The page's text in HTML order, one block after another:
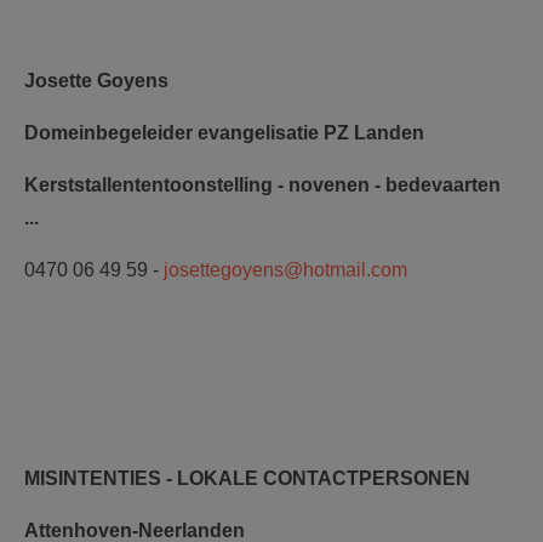
Josette Goyens
Domeinbegeleider evangelisatie PZ Landen
Kerststallententoonstelling - novenen - bedevaarten
...
0470 06 49 59 - josettegoyens@hotmail.com
MISINTENTIES - LOKALE CONTACTPERSONEN
Attenhoven-Neerlanden